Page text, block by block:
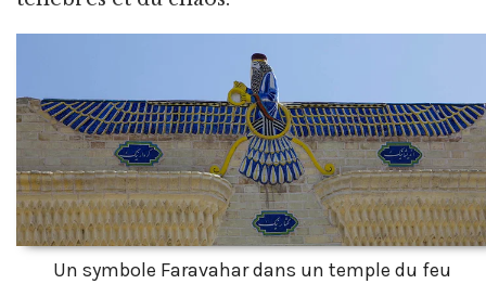
Un symbole Faravahar dans un temple du feu